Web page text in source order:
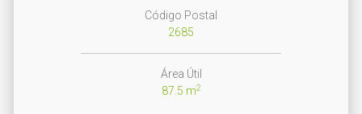
Código Postal
2685
Área Útil
87.5 m2